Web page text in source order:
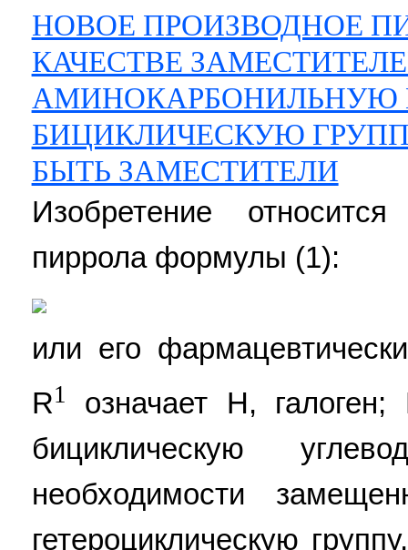
НОВОЕ ПРОИЗВОДНОЕ
КАЧЕСТВЕ
АМИНОКАРБОНИЛЬНУЮ
БИЦИКЛИЧЕСКУЮ
БЫТЬ ЗАМЕСТИТЕЛИ
Изобретение
пиррола формулы (1):
или его
R1
означает Н, галоген;
бициклическую
необходимости
гетероциклическую